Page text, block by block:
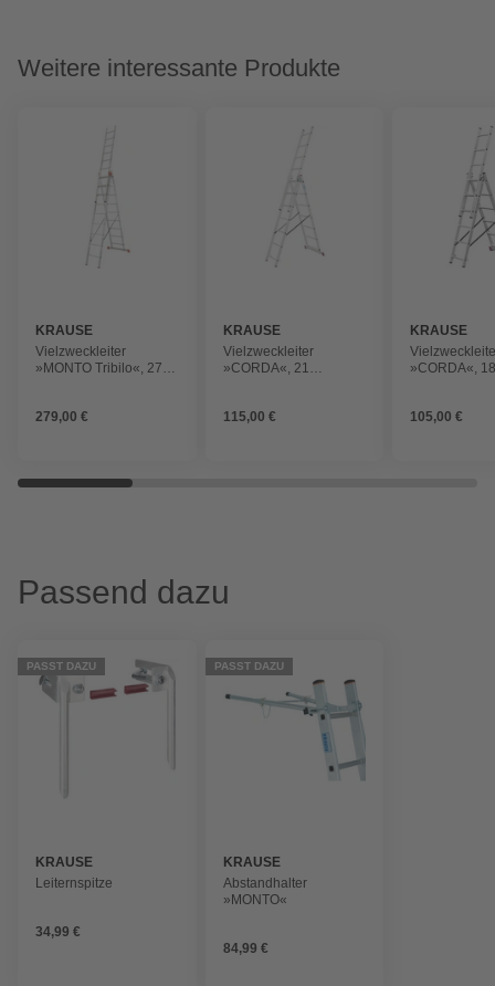
Weitere interessante Produkte
KRAUSE
Vielzweckleiter
»MONTO Tribilo«, 27
279,00 €
KRAUSE
Vielzweckleiter
»CORDA«, 21
115,00 €
KRAUSE
»CORDA«,
105,00 €
Passend dazu
PASST DAZU
KRAUSE
Leiternspitze
34,99 €
PASST DAZU
KRAUSE
Abstandhalter
»MONTO«
84,99 €